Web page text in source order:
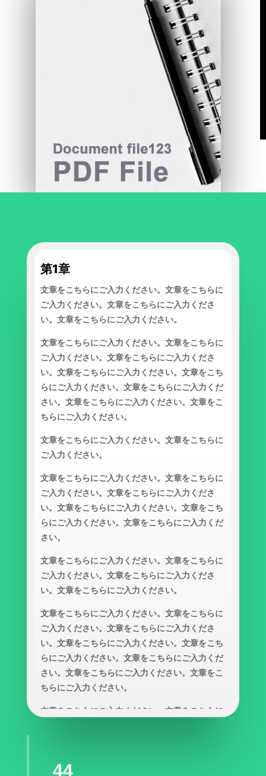
第1章
文章をこちらにご入力ください。文章をこちらに
ご入力ください。文章をこちらにご入力くださ
い。文章をこちらにご入力ください。
文章をこちらにご入力ください。文章をこちらに
ご入力ください。文章をこちらにご入力くださ
い。文章をこちらにご入力ください。文章をこち
らにご入力ください。文章をこちらにご入力くだ
さい。文章をこちらにご入力ください。文章をこ
ちらにご入力ください。
文章をこちらにご入力ください。文章をこちらに
ご入力ください。
文章をこちらにご入力ください。文章をこちらに
ご入力ください。文章をこちらにご入力くださ
い。文章をこちらにご入力ください。文章をこち
らにご入力ください。文章をこちらにご入力くだ
さい。
文章をこちらにご入力ください。文章をこちらに
ご入力ください。文章をこちらにご入力くださ
い。文章をこちらにご入力ください。
文章をこちらにご入力ください。文章をこちらに
ご入力ください。文章をこちらにご入力くださ
い。文章をこちらにご入力ください。文章をこち
らにご入力ください。文章をこちらにご入力くだ
さい。文章をこちらにご入力ください。文章をこ
ちらにご入力ください。
文章をこちらにご入力ください。文章をこちらに
ご入力ください。文章をこちらにご入力くださ
44